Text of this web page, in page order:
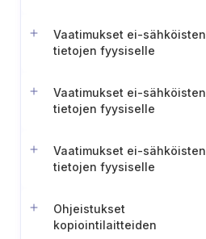
Vaatimukset ei-sähköisten
tietojen fyysiselle
Vaatimukset ei-sähköisten
tietojen fyysiselle
Vaatimukset ei-sähköisten
tietojen fyysiselle
Ohjeistukset
kopiointilaitteiden